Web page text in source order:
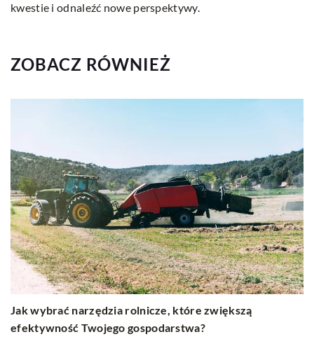
kwestie i odnaleźć nowe perspektywy.
ZOBACZ RÓWNIEŻ
Jak wybrać narzędzia rolnicze, które zwiększą
efektywność Twojego gospodarstwa?